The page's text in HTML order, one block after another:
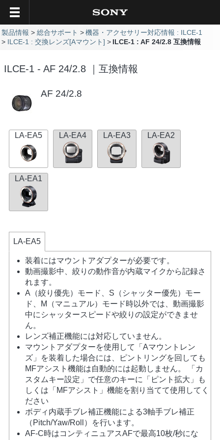
製品情報 総合サポート
機器・アクセサリー対応情報 : ILCE-1
ILCE-1 : 交換レンズ[Aマウント]
ILCE-1 : AF 24/2.8 互換情報
ILCE-1 - AF 24/2.8 ｜互換情報
AF 24/2.8
LA-EA5 LA-EA4 LA-EA3 LA-EA2
LA-EA1
LA-EA5
装着にはマウントアダプターが必要です。
動画撮影中、絞りの動作音が内蔵マイクから記録さ
れます。
A（絞り優先）モード、S（シャッター優先）モー
ド、M（マニュアル）モード時以外では、動画撮影
中にシャッタースピードや絞りの設定ができませ
ん。
レンズ補正機能には対応していません。
マウントアダプターを使用して「Aマウントレン
ズ」を装着した場合には、ピントリングを回しても
MFアシスト機能は自動的には起動しません。 「カ
スタムキー設定」で任意のキーに「ピント拡大」も
しくは「MFアシスト」機能を割り当てて使用してく
ださい
ボディ内蔵手ブレ補正機能による3軸手ブレ補正
（Pitch/Yaw/Roll）を行います。
AF-C時はコンティニュアスAFで最高10枚/秒にな